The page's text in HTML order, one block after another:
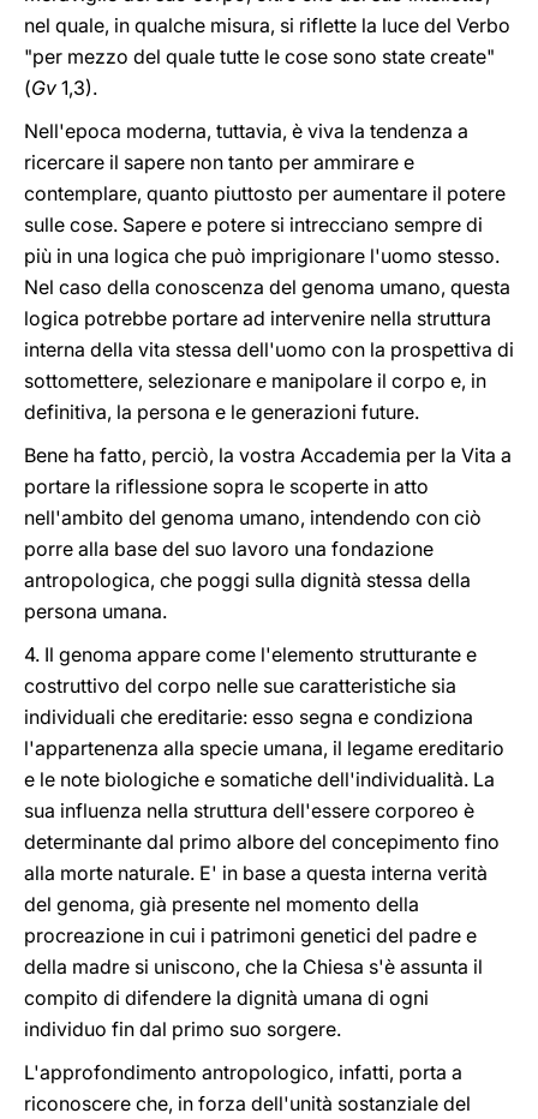
nel quale, in qualche misura, si riflette la luce del Verbo
"per mezzo del quale tutte le cose sono state create"
(Gv 1,3).
Nell'epoca moderna, tuttavia, è viva la tendenza a
ricercare il sapere non tanto per ammirare e
contemplare, quanto piuttosto per aumentare il potere
sulle cose. Sapere e potere si intrecciano sempre di
più in una logica che può imprigionare l'uomo stesso.
Nel caso della conoscenza del genoma umano, questa
logica potrebbe portare ad intervenire nella struttura
interna della vita stessa dell'uomo con la prospettiva di
sottomettere, selezionare e manipolare il corpo e, in
definitiva, la persona e le generazioni future.
Bene ha fatto, perciò, la vostra Accademia per la Vita a
portare la riflessione sopra le scoperte in atto
nell'ambito del genoma umano, intendendo con ciò
porre alla base del suo lavoro una fondazione
antropologica, che poggi sulla dignità stessa della
persona umana.
4. Il genoma appare come l'elemento strutturante e
costruttivo del corpo nelle sue caratteristiche sia
individuali che ereditarie: esso segna e condiziona
l'appartenenza alla specie umana, il legame ereditario
e le note biologiche e somatiche dell'individualità. La
sua influenza nella struttura dell'essere corporeo è
determinante dal primo albore del concepimento fino
alla morte naturale. E' in base a questa interna verità
del genoma, già presente nel momento della
procreazione in cui i patrimoni genetici del padre e
della madre si uniscono, che la Chiesa s'è assunta il
compito di difendere la dignità umana di ogni
individuo fin dal primo suo sorgere.
L'approfondimento antropologico, infatti, porta a
riconoscere che, in forza dell'unità sostanziale del